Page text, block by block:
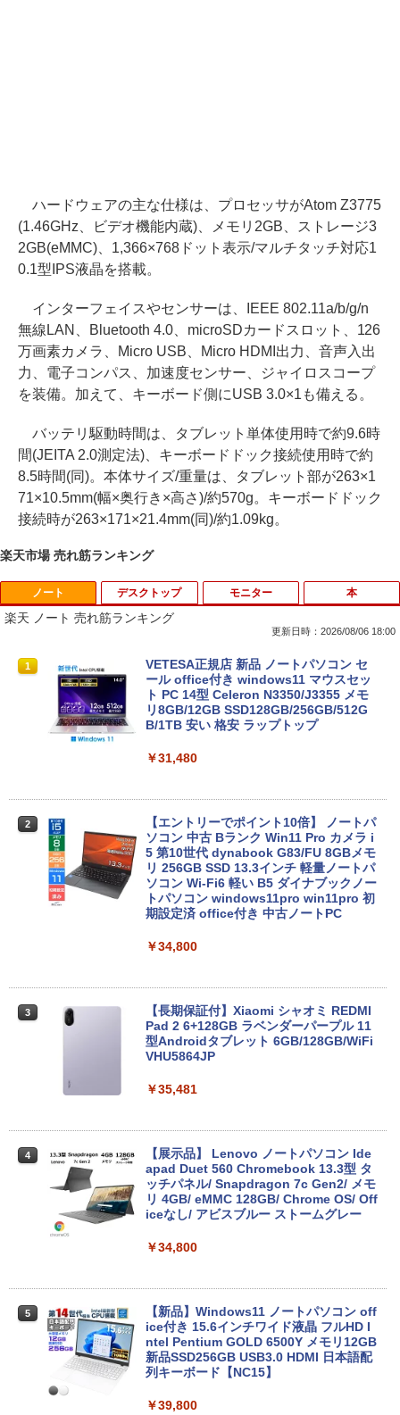
ハードウェアの主な仕様は、プロセッサがAtom Z3775
(1.46GHz、ビデオ機能内蔵)、メモリ2GB、ストレージ3
2GB(eMMC)、1,366×768ドット表示/マルチタッチ対応1
0.1型IPS液晶を搭載。
インターフェイスやセンサーは、IEEE 802.11a/b/g/n
無線LAN、Bluetooth 4.0、microSDカードスロット、126
万画素カメラ、Micro USB、Micro HDMI出力、音声入出
力、電子コンパス、加速度センサー、ジャイロスコープ
を装備。加えて、キーボード側にUSB 3.0×1も備える。
バッテリ駆動時間は、タブレット単体使用時で約9.6時
間(JEITA 2.0測定法)、キーボードドック接続使用時で約
8.5時間(同)。本体サイズ/重量は、タブレット部が263×1
71×10.5mm(幅×奥行き×高さ)/約570g。キーボードドック
接続時が263×171×21.4mm(同)/約1.09kg。
楽天市場 売れ筋ランキング
ノート
楽天 ノート 売れ筋ランキング
更新日時：2026/08/06 18:00
1
VETESA正規店 新品 ノートパソコン セ
ール office付き windows11 マウスセッ
ト PC 14型 Celeron N3350/J3355 メモ
リ8GB/12GB SSD128GB/256GB/512G
B/1TB 安い 格安 ラップトップ
￥31,480
2
【エントリーでポイント10倍】 ノートパ
ソコン 中古 Bランク Win11 Pro カメラ i
5 第10世代 dynabook G83/FU 8GBメモ
リ 256GB SSD 13.3インチ 軽量ノートパ
ソコン Wi-Fi6 軽い B5 ダイナブックノー
トパソコン windows11pro win11pro 初
期設定済 office付き 中古ノートPC
￥34,800
3
【長期保証付】Xiaomi シャオミ REDMI
Pad 2 6+128GB ラベンダーパープル 11
型Androidタブレット 6GB/128GB/WiFi
VHU5864JP
￥35,481
4
【展示品】 Lenovo ノートパソコン Ide
apad Duet 560 Chromebook 13.3型 タ
ッチパネル/ Snapdragon 7c Gen2/ メモ
リ 4GB/ eMMC 128GB/ Chrome OS/ Off
iceなし/ アビスブルー ストームグレー
￥34,800
5
【新品】Windows11 ノートパソコン off
ice付き 15.6インチワイド液晶 フルHD I
ntel Pentium GOLD 6500Y メモリ12GB
新品SSD256GB USB3.0 HDMI 日本語配
列キーボード【NC15】
￥39,800
デスクトップ モニター 本